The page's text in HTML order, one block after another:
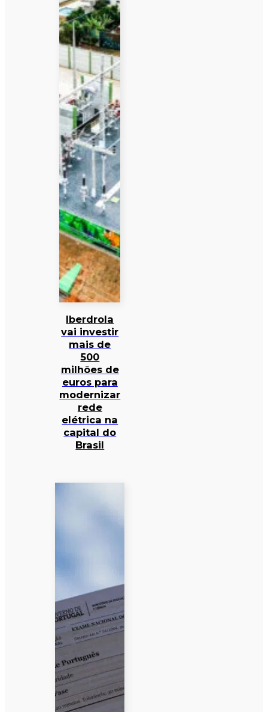
Iberdrola
vai investir
mais de
500
milhões de
euros para
modernizar
rede
elétrica na
capital do
Brasil